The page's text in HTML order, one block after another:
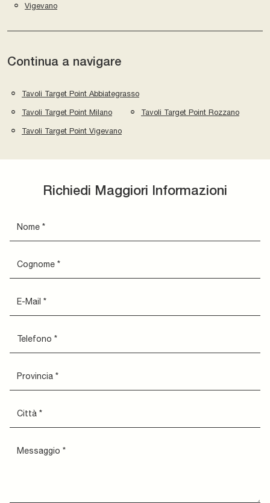
Vigevano
Continua a navigare
Tavoli Target Point Abbiategrasso
Tavoli Target Point Milano Tavoli Target Point Rozzano
Tavoli Target Point Vigevano
Richiedi Maggiori Informazioni